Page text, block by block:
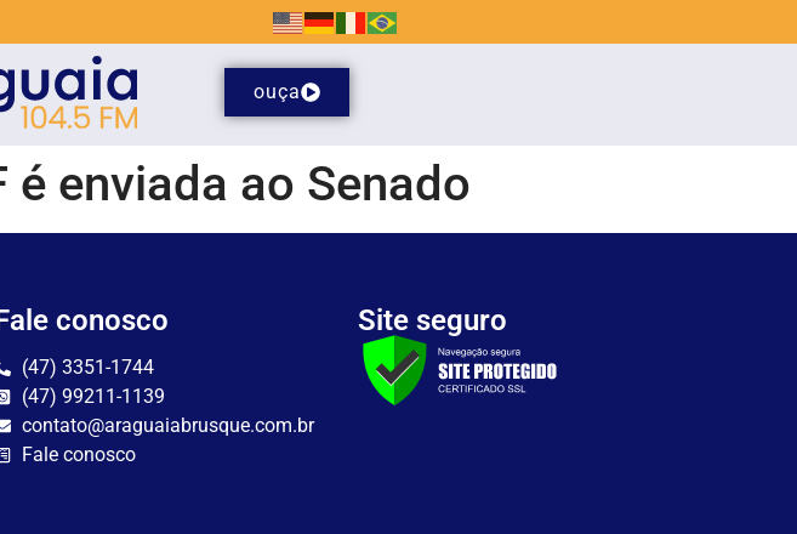
ouça
enviada ao Senado
conosco
(47) 3351-1744
(47) 99211-1139
contato@araguaiabrusque.com.br
Fale conosco
Site seguro